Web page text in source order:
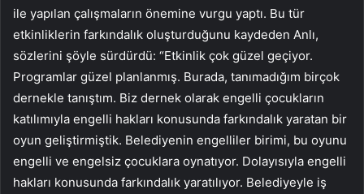
ile yapılan çalışmaların önemine vurgu yaptı. Bu tür
etkinliklerin farkındalık oluşturduğunu kaydeden Anlı,
sözlerini şöyle sürdürdü: “Etkinlik çok güzel geçiyor.
Programlar güzel planlanmış. Burada, tanımadığım birçok
dernekle tanıştım. Biz dernek olarak engelli çocukların
katılımıyla engelli hakları konusunda farkındalık yaratan bir
oyun geliştirmiştik. Belediyenin engelliler birimi, bu oyunu
engelli ve engelsiz çocuklara oynatıyor. Dolayısıyla engelli
hakları konusunda farkındalık yaratılıyor. Belediyeyle iş